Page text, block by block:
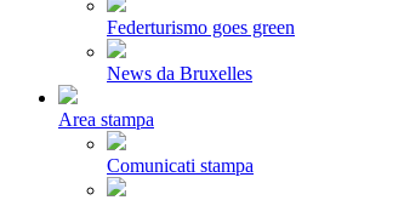
Federturismo goes green
News da Bruxelles
Area stampa
Comunicati stampa